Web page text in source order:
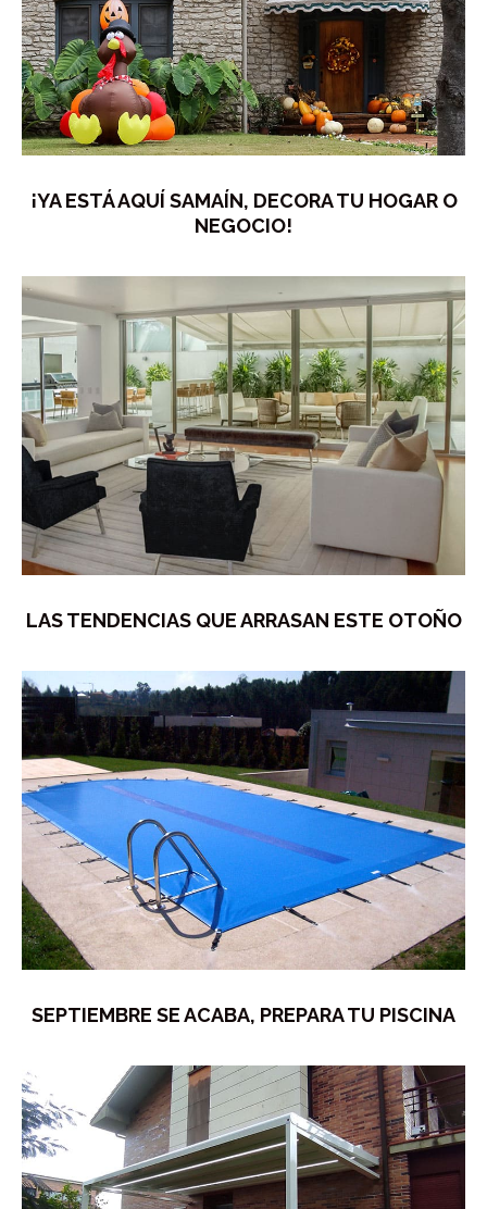
¡YA ESTÁ AQUÍ SAMAÍN, DECORA TU HOGAR O
NEGOCIO!
LAS TENDENCIAS QUE ARRASAN ESTE OTOÑO
SEPTIEMBRE SE ACABA, PREPARA TU PISCINA